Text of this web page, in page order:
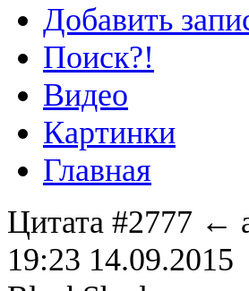
Добавить
Поиск?!
Видео
Картинки
Главная
Цитата #2777 ←
19:23 14.09.2015